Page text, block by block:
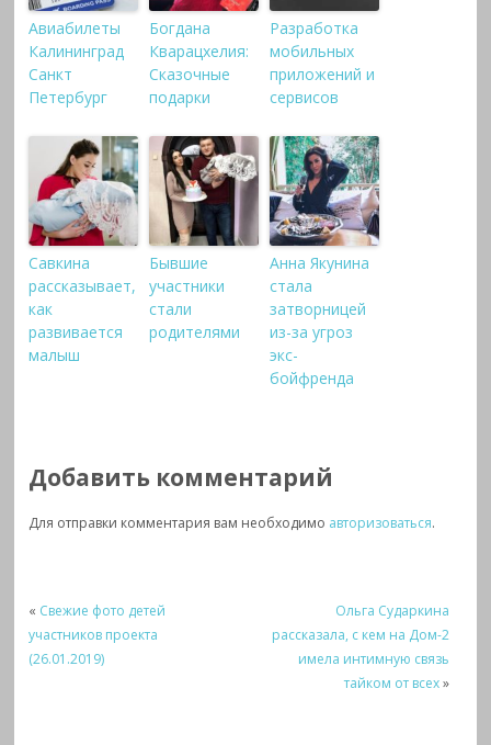
Авиабилеты
Калининград
Санкт
Петербург
Богдана
Кварацхелия:
Сказочные
подарки
Разработка
мобильных
приложений и
сервисов
Савкина
рассказывает,
как
развивается
малыш
Бывшие
участники
стали
родителями
Анна Якунина
стала
затворницей
из-за угроз
экс-
бойфренда
Добавить комментарий
Для отправки комментария вам необходимо авторизоваться.
« Свежие фото детей
участников проекта
(26.01.2019)
Ольга Сударкина
рассказала, с кем на Дом-2
имела интимную связь
тайком от всех»